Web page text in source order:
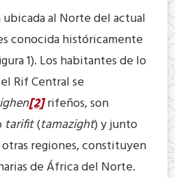
ubicada al Norte del actual
conocida históricamente
1). Los habitantes de lo
Rif Central se
[2]rifeños, son
tarifit(tamazight) y junto
regiones, constituyen
de África del Norte.